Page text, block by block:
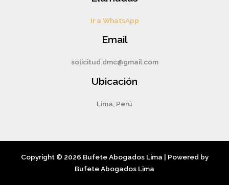
Ir a WhatsApp
Email
solicitud.dmc@gmail.com
Ubicación
Lima, Perú
Copyright © 2026 Bufete Abogados Lima | Powered by
Bufete Abogados Lima